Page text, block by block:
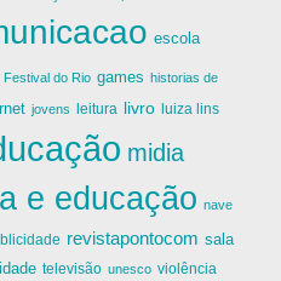
escola
Festival do Rio games historias de
jovens leitura livro luiza lins
midia
e educação nave
revistapontocom sala
televisão unesco violência